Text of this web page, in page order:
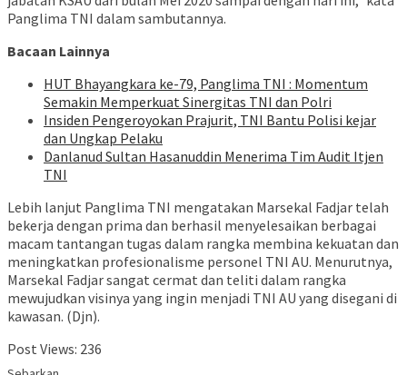
Panglima TNI dalam sambutannya.
Bacaan Lainnya
HUT Bhayangkara ke-79, Panglima TNI : Momentum
Semakin Memperkuat Sinergitas TNI dan Polri
Insiden Pengeroyokan Prajurit, TNI Bantu Polisi kejar
dan Ungkap Pelaku
Danlanud Sultan Hasanuddin Menerima Tim Audit Itjen
TNI
Lebih lanjut Panglima TNI mengatakan Marsekal Fadjar telah
bekerja dengan prima dan berhasil menyelesaikan berbagai
macam tantangan tugas dalam rangka membina kekuatan dan
meningkatkan profesionalisme personel TNI AU. Menurutnya,
Marsekal Fadjar sangat cermat dan teliti dalam rangka
mewujudkan visinya yang ingin menjadi TNI AU yang disegani di
kawasan. (Djn).
Post Views: 236